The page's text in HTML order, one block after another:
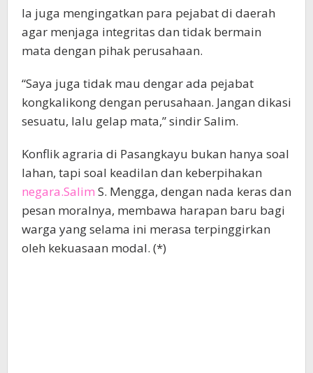
Ia juga mengingatkan para pejabat di daerah
agar menjaga integritas dan tidak bermain
mata dengan pihak perusahaan.
“Saya juga tidak mau dengar ada pejabat
kongkalikong dengan perusahaan. Jangan dikasi
sesuatu, lalu gelap mata,” sindir Salim.
Konflik agraria di Pasangkayu bukan hanya soal
lahan, tapi soal keadilan dan keberpihakan
negara.Salim S. Mengga, dengan nada keras dan
pesan moralnya, membawa harapan baru bagi
warga yang selama ini merasa terpinggirkan
oleh kekuasaan modal. (*)